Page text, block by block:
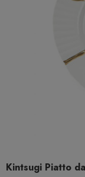
Kintsugi Piatto